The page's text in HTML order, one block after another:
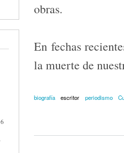
obras.
En fechas
la muerte de
biografía escritor periodismo